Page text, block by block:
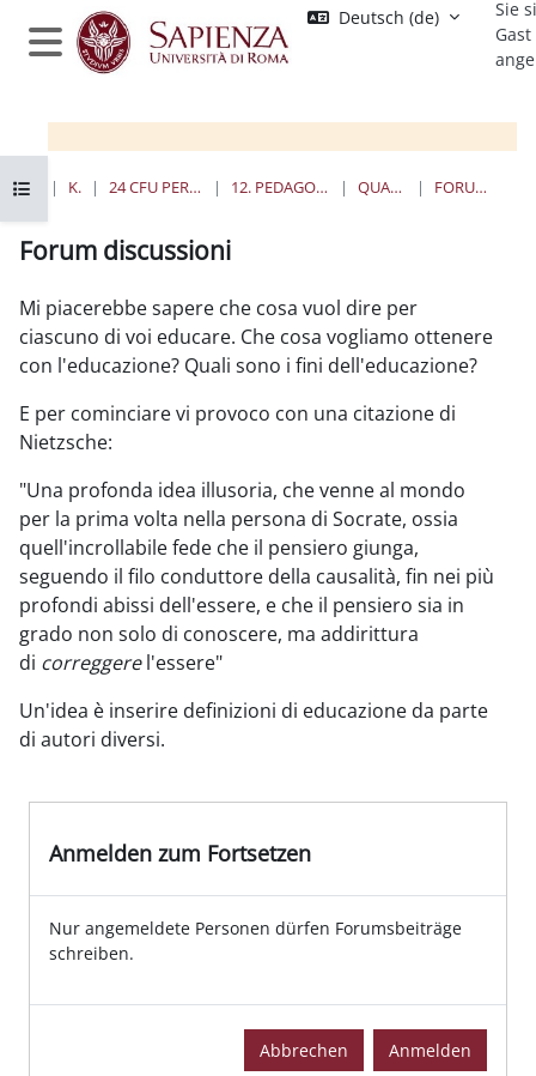
Zum Hauptinhalt
Website-Übersicht
Deutsch ‎(de)‎
Sie
Gast
Kursindex öffnen
STARTSEITE KURSE 24 CFU PER L'INSEGNAMENTO 12. PEDAGOGIA SPERIMENTALE QUANDO E DOVE FORUM DISCUSSIONI
Forum discussioni
Mi piacerebbe sapere che cosa vuol dire per
ciascuno di voi educare. Che cosa vogliamo ottenere
con l'educazione? Quali sono i fini dell'educazione?
E per cominciare vi provoco con una citazione di
Nietzsche:
"Una profonda idea illusoria, che venne al mondo
per la prima volta nella persona di Socrate, ossia
quell'incrollabile fede che il pensiero giunga,
seguendo il filo conduttore della causalità, fin nei più
profondi abissi dell'essere, e che il pensiero sia in
grado non solo di conoscere, ma addirittura
di correggerel'essere"
Un'idea è inserire definizioni di educazione da parte
di autori diversi.
Anmelden zum Fortsetzen
Nur angemeldete Personen dürfen Forumsbeiträge
schreiben.
Abbrechen Anmelden